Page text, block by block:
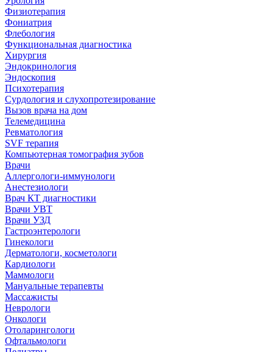
Физиотерапия
Фониатрия
Флебология
Функциональная диагностика
Хирургия
Эндокринология
Эндоскопия
Психотерапия
Сурдология и слухопротезирование
Вызов врача на дом
Телемедицина
Ревматология
SVF терапия
Компьютерная томография зубов
Врачи
Аллергологи-иммунологи
Анестезиологи
Врач КТ диагностики
Врачи УВТ
Врачи УЗД
Гастроэнтерологи
Гинекологи
Дерматологи, косметологи
Кардиологи
Маммологи
Мануальные терапевты
Массажисты
Неврологи
Онкологи
Отоларингологи
Офтальмологи